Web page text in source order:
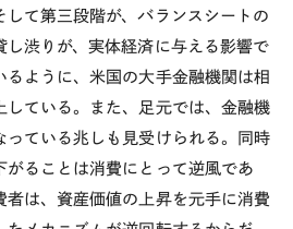
して第三段階が、バランスシートの
し渋りが、実体経済に与える影響で
るように、米国の大手金融機関は相
している。また、足元では、金融機
っている兆しも見受けられる。同時
がることは消費にとって逆風であ
者は、資産価値の上昇を元手に消費